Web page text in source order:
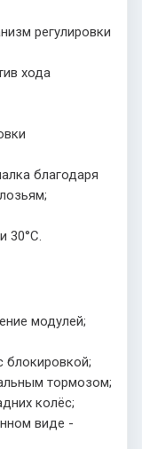
регулировки
хода
благодаря
30°C.
модулей;
блокировкой;
тормозом;
колёс;
виде -